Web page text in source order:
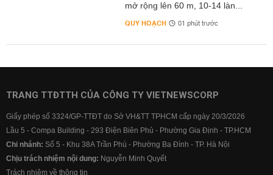
mở rộng lên 60 m, 10-14 làn...
QUY HOẠCH 01 phút trước
TRANG TTĐTTH CỦA CÔNG TY VIETNEWSCORP
Giấy phép số 3324/GP-TTĐT do Sở VH&TT TPHCM cấp ngày 20/3/2026
Lầu 5 - Compa Building - 293 Điện Biên Phủ - Phường Gia Định - TP.HCM
Chi nhánh: Số 5 - Khu 38A Trần Phú - Phường Ba Đình - TP. Hà Nội
Chịu trách nhiệm nội dung: Nguyễn Minh Quyết
Trách nhiệm về thông tin